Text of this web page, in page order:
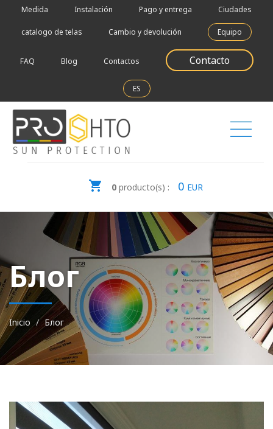
Medida Instalación Pago y entrega Ciudades
catalogo de telas Cambio y devolución Equipo
FAQ Blog Contactos Contacto
ES
0 producto(s) : 0 EUR
Блог
Inicio Блог